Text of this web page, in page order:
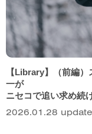
【Library】（前編
一が
ニセコで追い求め続
2026.01.28 update